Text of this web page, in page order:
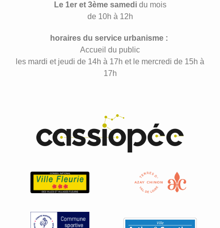
Le 1er et 3ème samedidu mois
de 10h à 12h
horaires du service urbanisme :
Accueil du public
les mardi et jeudi de 14h à 17h et le mercredi de 15h à
17h